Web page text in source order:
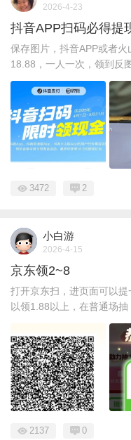
2026-4-23
抖音APP扫码必得提
保存图片，抖音APP或者
18.88，一人一次，领到反
3472 2
小白游
2026-4-15
京东领2~8
打开京东扫，进页面可以
以领1.88以上，在普通场抽
2137 0